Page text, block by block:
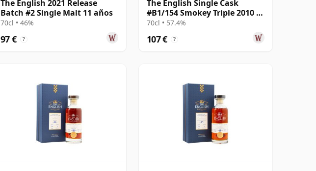
The English 2021 Release
Batch #2 Single Malt 11 años
70cl • 46%
97 € ?
The English Single Cask
#B1/154 Smokey Triple 2010 8
años
70cl • 57.4%
107 € ?